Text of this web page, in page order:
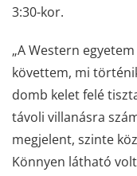
3:30-kor.
„A Western
követtem, mi
domb kelet felé
távoli villanásra
megjelent, szinte
Könnyen látható